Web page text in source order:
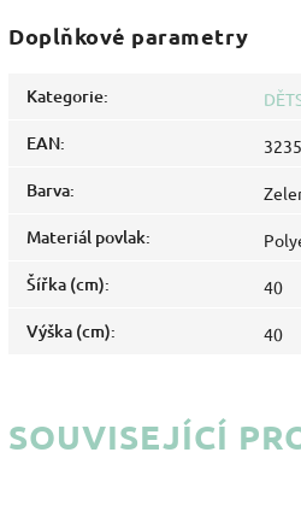
Doplňkové parametry
Kategorie:
EAN:
Barva:
Materiál povlak:
Šířka (cm): 40
Výška (cm): 40
SOUVISEJÍCÍ